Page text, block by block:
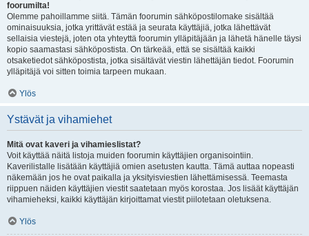
foorumilta!
Olemme pahoillamme siitä. Tämän foorumin sähköpostilomake sisältää
ominaisuuksia, jotka yrittävät estää ja seurata käyttäjiä, jotka lähettävät
sellaisia viestejä, joten ota yhteyttä foorumin ylläpitäjään ja lähetä hänelle täysi
kopio saamastasi sähköpostista. On tärkeää, että se sisältää kaikki
otsaketiedot sähköpostista, jotka sisältävät viestin lähettäjän tiedot. Foorumin
ylläpitäjä voi sitten toimia tarpeen mukaan.
Ylös
Ystävät ja vihamiehet
Mitä ovat kaveri ja vihamieslistat?
Voit käyttää näitä listoja muiden foorumin käyttäjien organisointiin.
Kaverilistalle lisätään käyttäjiä omien asetusten kautta. Tämä auttaa nopeasti
näkemään jos he ovat paikalla ja yksityisviestien lähettämisessä. Teemasta
riippuen näiden käyttäjien viestit saatetaan myös korostaa. Jos lisäät käyttäjän
vihamieheksi, kaikki käyttäjän kirjoittamat viestit piilotetaan oletuksena.
Ylös